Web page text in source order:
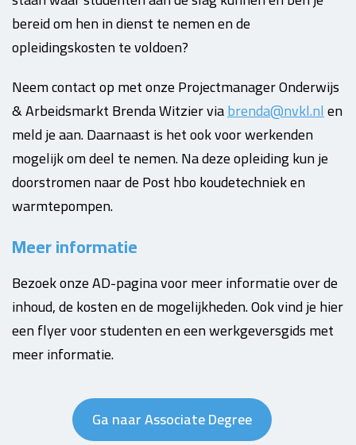
bereid om hen in dienst te nemen en de
opleidingskosten te voldoen?
Neem contact op met onze Projectmanager Onderwijs
& Arbeidsmarkt Brenda Witzier viabrenda@nvkl.nlen
meld je aan.Daarnaast is het ook voor werkenden
mogelijk om deel te nemen.Na deze opleiding kun je
doorstromen naar de Post hbo koudetechniek en
warmtepompen.
Meer informatie
Bezoek onze AD-pagina voor meer informatie over de
inhoud, de kosten en de mogelijkheden. Ook vind je hier
een flyer voor studenten en een werkgeversgids met
meer informatie.
Ga naar Associate Degree